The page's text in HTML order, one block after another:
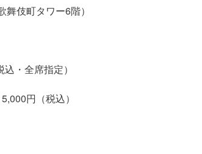
伎町タワー6階）
・全席指定）
円（税込）